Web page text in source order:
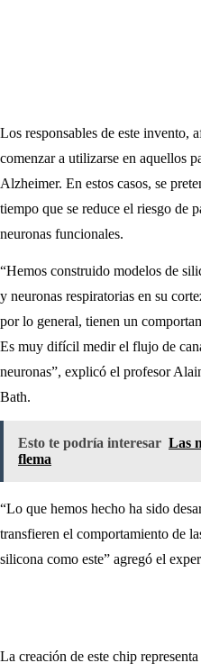
Los responsables de este invento,
comenzar a utilizarse en aquellos
Alzheimer. En estos casos, se
tiempo que se reduce el riesgo de
neuronas funcionales.
“Hemos construido modelos de
y neuronas respiratorias en su
por lo general, tienen un
Es muy difícil medir el flujo de
neuronas”, explicó el profesor
Bath.
Esto te podría interesar Las
flema
“Lo que hemos hecho ha sido
transfieren el comportamiento de
silicona como este” agregó el
La creación de este chip